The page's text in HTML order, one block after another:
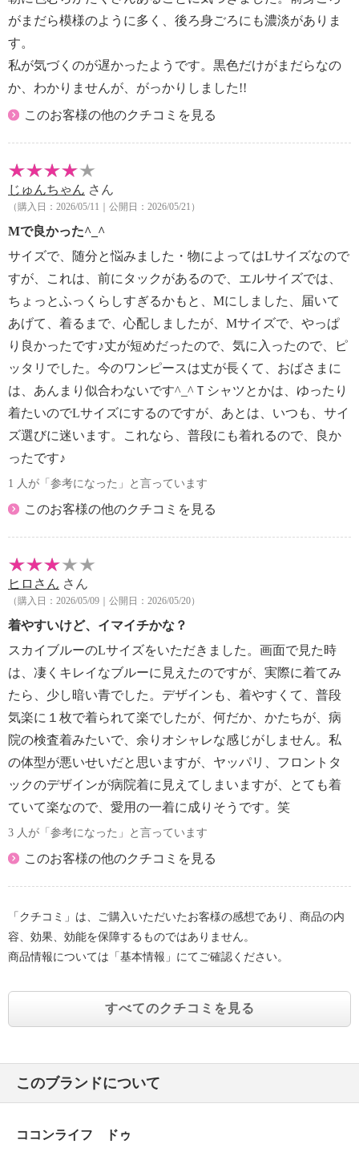
がまだら模様のように多く、後ろ身ごろにも濃淡がありま
す。
私が気づくのが遅かったようです。黒色だけがまだらなの
か、わかりませんが、がっかりしました!!
このお客様の他のクチコミを見る
じゅんちゃん さん
（購入日：2026/05/11｜公開日：2026/05/21）
Mで良かった^_^
サイズで、随分と悩みました・物によってはLサイズなので
すが、これは、前にタックがあるので、エルサイズでは、
ちょっとふっくらしすぎるかもと、Mにしました、届いて
あげて、着るまで、心配しましたが、Mサイズで、やっぱ
り良かったです♪丈が短めだったので、気に入ったので、ピ
ッタリでした。今のワンピースは丈が長くて、おばさまに
は、あんまり似合わないです^_^Ｔシャツとかは、ゆったり
着たいのでLサイズにするのですが、あとは、いつも、サイ
ズ選びに迷います。これなら、普段にも着れるので、良か
ったです♪
1 人が「参考になった」と言っています
このお客様の他のクチコミを見る
ヒロさん さん
（購入日：2026/05/09｜公開日：2026/05/20）
着やすいけど、イマイチかな？
スカイブルーのLサイズをいただきました。画面で見た時
は、凄くキレイなブルーに見えたのですが、実際に着てみ
たら、少し暗い青でした。デザインも、着やすくて、普段
気楽に１枚で着られて楽でしたが、何だか、かたちが、病
院の検査着みたいで、余りオシャレな感じがしません。私
の体型が悪いせいだと思いますが、ヤッパリ、フロントタ
ックのデザインが病院着に見えてしまいますが、とても着
ていて楽なので、愛用の一着に成りそうです。笑
3 人が「参考になった」と言っています
このお客様の他のクチコミを見る
「クチコミ」は、ご購入いただいたお客様の感想であり、商品の内
容、効果、効能を保障するものではありません。
商品情報については「基本情報」にてご確認ください。
すべてのクチコミを見る
このブランドについて
ココンライフ ドゥ